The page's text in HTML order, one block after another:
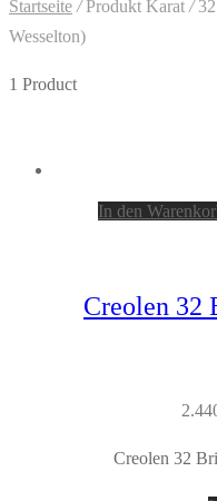
Startseite /Produkt Karat /32
Wesselton)
1 Product
In den
Creolen 32
Creolen 32